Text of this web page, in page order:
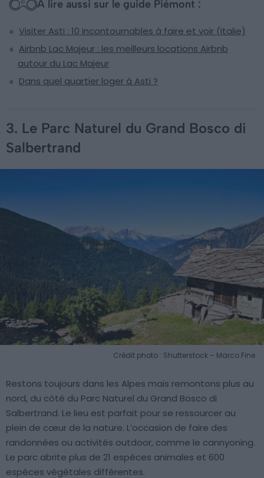
À lire aussi sur le guide Piémont :
Visiter Asti : 10 incontournables à faire et voir (Italie)
Airbnb Lac Majeur : les meilleurs locations Airbnb
autour du Lac Majeur
Dans quel quartier loger à Asti ?
3. Le Parc Naturel du Grand Bosco di
Salbertrand
Crédit photo : Shutterstock – Marco Fine
Restons toujours dans les Alpes mais remontons plus au
nord, du côté du Parc Naturel du Grand Bosco di
Salbertrand. Le lieu est parfait pour se ressourcer au
plein de cœur de la nature. L’occasion de faire des
randonnées ou activités outdoor, comme le cannyoning.
Le parc abrite plus de 21 espèces animales et 600
espèces végétales différentes.